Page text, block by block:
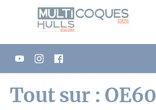
Tout sur : OE60
Panneau de gestion des cookies